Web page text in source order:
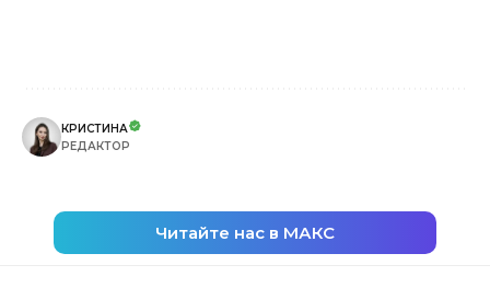
КРИСТИНА
РЕДАКТОР
Читайте нас в МАКС